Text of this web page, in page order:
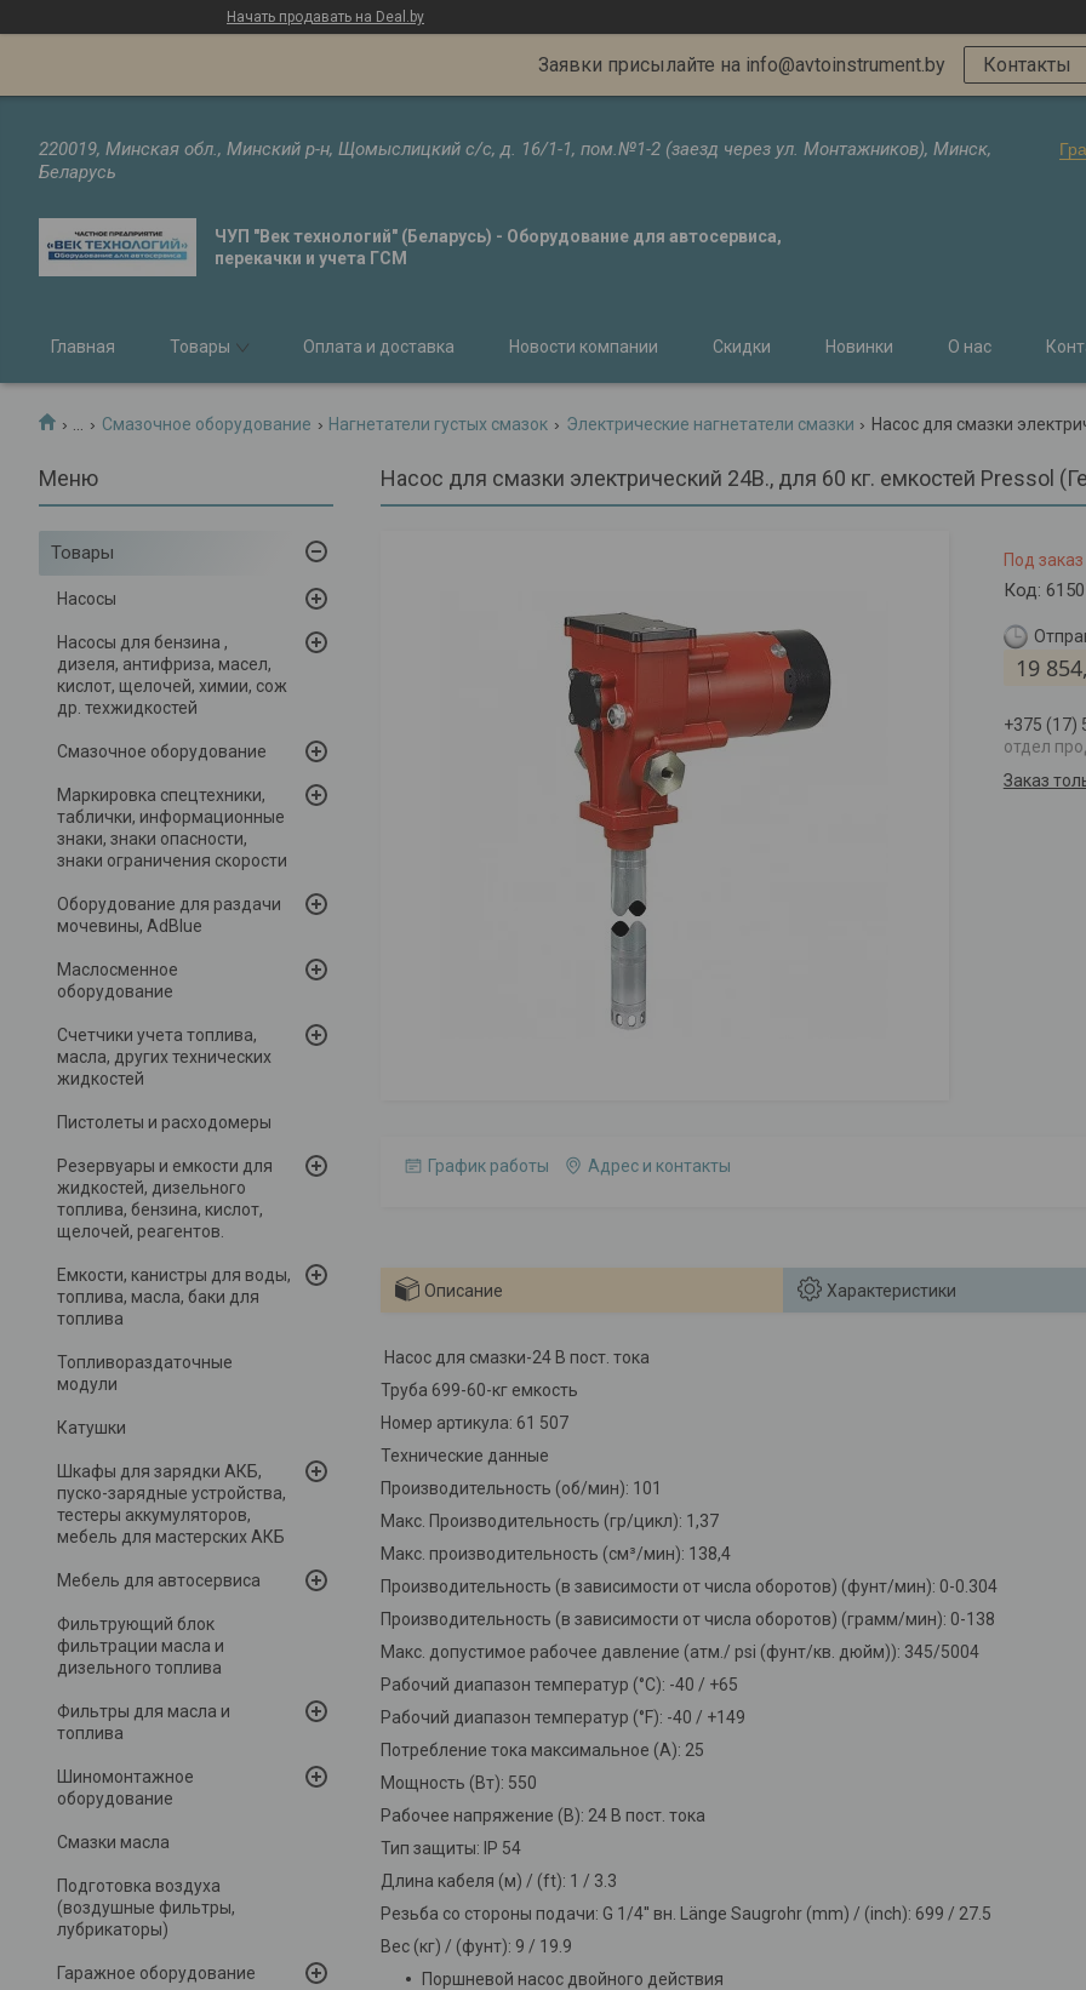
Начать продавать на Deal.by
Заявки присылайте на info@avtoinstrument.by Контакты
220019, Минская обл., Минский р-н, Щомыслицкий с/с, д. 16/1-1, пом.№1-2 (заезд через ул. Монтажников), Минск,
Беларусь
ЧУП "Век технологий" (Беларусь) - Оборудование для автосервиса,
перекачки и учета ГСМ
Главная Товары Оплата и доставка Новости компании Скидки Новинки О нас
Смазочное оборудование Нагнетатели густых смазок Электрические нагнетатели смазки Насос для смазки
Товары
Насосы
Насосы для бензина ,
дизеля, антифриза, масел,
кислот, щелочей, химии, сож
др. техжидкостей
Смазочное оборудование
Маркировка спецтехники,
таблички, информационные
знаки, знаки опасности,
знаки ограничения скорости
Оборудование для раздачи
мочевины, AdBlue
Маслосменное
оборудование
Счетчики учета топлива,
масла, других технических
жидкостей
Пистолеты и расходомеры
Резервуары и емкости для
жидкостей, дизельного
топлива, бензина, кислот,
щелочей, реагентов.
Емкости, канистры для воды,
топлива, масла, баки для
топлива
Топливораздаточные
модули
Катушки
Шкафы для зарядки АКБ,
пуско-зарядные устройства,
тестеры аккумуляторов,
мебель для мастерских АКБ
Мебель для автосервиса
Фильтрующий блок
фильтрации масла и
дизельного топлива
Фильтры для масла и
топлива
Шиномонтажное
оборудование
Смазки масла
Подготовка воздуха
(воздушные фильтры,
лубрикаторы)
Гаражное оборудование
Насос для смазки электрический 24В., для 60 кг. емкостей Pressol
Под заказ
Код:
19
+375 (17)
отдел
Заказ
График работы Адрес и контакты
Описание Характеристики
Насос для смазки-24 В пост. тока
Труба 699-60-кг емкость
Номер артикула: 61 507
Технические данные
Производительность (об/мин): 101
Макс. Производительность (гр/цикл): 1,37
Макс. производительность (см³/мин): 138,4
Производительность (в зависимости от числа оборотов) (фунт/мин): 0-0.304
Производительность (в зависимости от числа оборотов) (грамм/мин): 0-138
Макс. допустимое рабочее давление (атм./ psi (фунт/кв. дюйм)): 345/5004
Рабочий диапазон температур (°C): -40 / +65
Рабочий диапазон температур (°F): -40 / +149
Потребление тока максимальное (А): 25
Мощность (Вт): 550
Рабочее напряжение (В): 24 В пост. тока
Тип защиты: IP 54
Длина кабеля (м) / (ft): 1 / 3.3
Резьба со стороны подачи: G 1/4'' вн. Länge Saugrohr (mm) / (inch): 699 / 27.5
Вес (кг) / (фунт): 9 / 19.9
Поршневой насос двойного действия